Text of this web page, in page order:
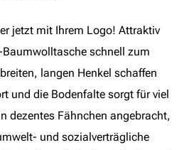
jetzt mit Ihrem Logo! Attraktiv
schnell zum
langen Henkel schaffen
und die Bodenfalte sorgt für viel
dezentes Fähnchen angebracht,
und sozialverträgliche